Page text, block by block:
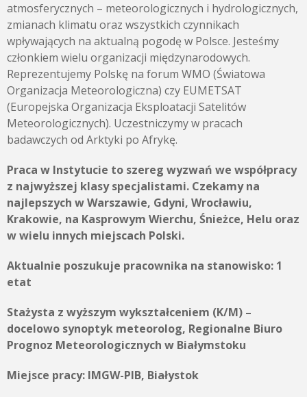
atmosferycznych – meteorologicznych i hydrologicznych,
zmianach klimatu oraz wszystkich czynnikach
wpływających na aktualną pogodę w Polsce. Jesteśmy
członkiem wielu organizacji międzynarodowych.
Reprezentujemy Polskę na forum WMO (Światowa
Organizacja Meteorologiczna) czy EUMETSAT
(Europejska Organizacja Eksploatacji Satelitów
Meteorologicznych). Uczestniczymy w pracach
badawczych od Arktyki po Afrykę.
Praca w Instytucie to szereg wyzwań we współpracy
z najwyższej klasy specjalistami. Czekamy na
najlepszych w Warszawie, Gdyni, Wrocławiu,
Krakowie, na Kasprowym Wierchu, Śnieżce, Helu oraz
w wielu innych miejscach Polski.
Aktualnie poszukuje pracownika na stanowisko: 1
etat
Stażysta z wyższym wykształceniem (K/M) –
docelowo synoptyk meteorolog, Regionalne Biuro
Prognoz Meteorologicznych w Białymstoku
Miejsce pracy: IMGW-PIB, Białystok